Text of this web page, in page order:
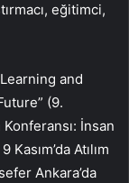
eğitimci,
and
(9.
İnsan
Atılım
Ankara’da